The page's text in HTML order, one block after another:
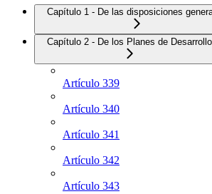
Capítulo 1 - De las disposiciones
Capítulo 2 - De los Planes de Desarrollo
Artículo 339
Artículo 340
Artículo 341
Artículo 342
Artículo 343